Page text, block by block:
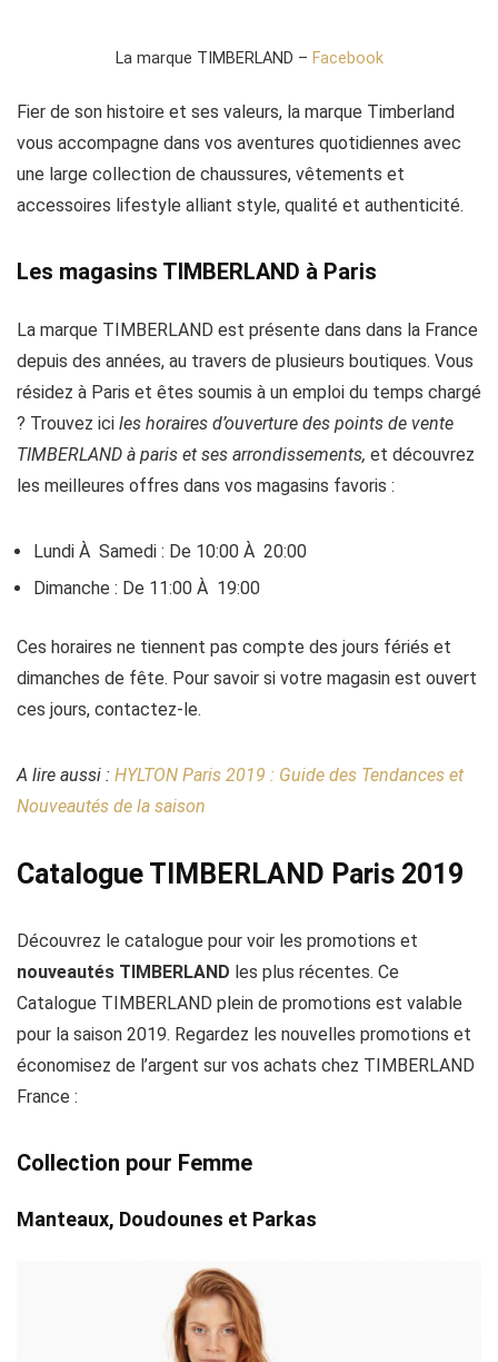
La marque TIMBERLAND – Facebook
Fier de son histoire et ses valeurs, la marque Timberland
vous accompagne dans vos aventures quotidiennes avec
une large collection de chaussures, vêtements et
accessoires lifestyle alliant style, qualité et authenticité.
Les magasins TIMBERLAND à Paris
La marque TIMBERLAND est présente dans dans la France
depuis des années, au travers de plusieurs boutiques. Vous
résidez à Paris et êtes soumis à un emploi du temps chargé
? Trouvez ici les horaires d’ouverture des points de vente
TIMBERLAND à paris et ses arrondissements, et découvrez
les meilleures offres dans vos magasins favoris :
Lundi À Samedi : De 10:00 À 20:00
Dimanche : De 11:00 À 19:00
Ces horaires ne tiennent pas compte des jours fériés et
dimanches de fête. Pour savoir si votre magasin est ouvert
ces jours, contactez-le.
A lire aussi : HYLTON Paris 2019 : Guide des Tendances et
Nouveautés de la saison
Catalogue TIMBERLAND Paris 2019
Découvrez le catalogue pour voir les promotions et
nouveautés TIMBERLAND les plus récentes. Ce
Catalogue TIMBERLAND plein de promotions est valable
pour la saison 2019. Regardez les nouvelles promotions et
économisez de l’argent sur vos achats chez TIMBERLAND
France :
Collection pour Femme
Manteaux, Doudounes et Parkas